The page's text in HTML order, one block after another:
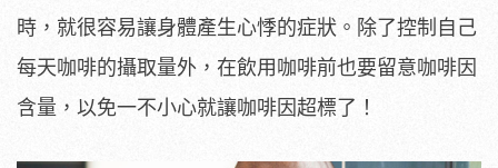
時，就很容易讓身體產生心悸的症狀。除了控制自己
每天咖啡的攝取量外，在飲用咖啡前也要留意咖啡因
含量，以免一不小心就讓咖啡因超標了！